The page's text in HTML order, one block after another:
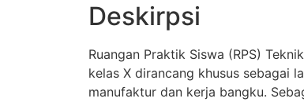
Deskirpsi
Ruangan Praktik Siswa (RPS)
kelas X dirancang khusus sebagai
manufaktur dan kerja bangku.